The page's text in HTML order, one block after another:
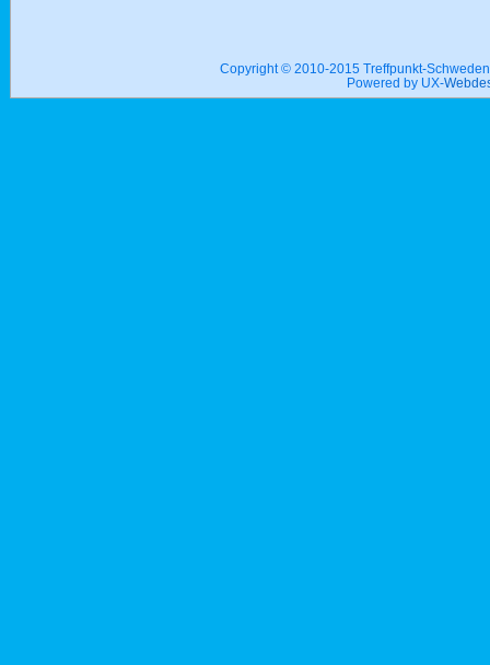
Copyright © 2010-2015 Treffpunkt-
Powered by UX-